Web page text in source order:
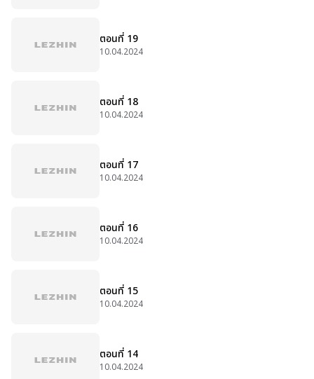
ตอนที่ 19
10.04.2024
ตอนที่ 18
10.04.2024
ตอนที่ 17
10.04.2024
ตอนที่ 16
10.04.2024
ตอนที่ 15
10.04.2024
ตอนที่ 14
10.04.2024